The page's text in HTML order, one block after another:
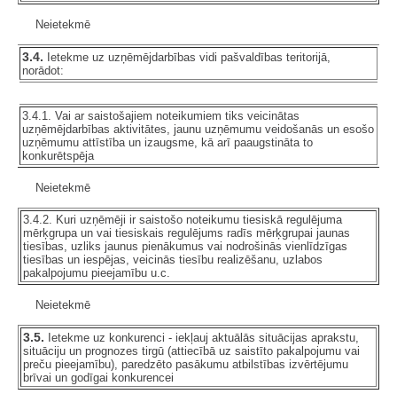
Neietekmē
3.4. Ietekme uz uzņēmējdarbības vidi pašvaldības teritorijā,
norādot:
3.4.1. Vai ar saistošajiem noteikumiem tiks veicinātas
uzņēmējdarbības aktivitātes, jaunu uzņēmumu veidošanās un esošo
uzņēmumu attīstība un izaugsme, kā arī paaugstināta to
konkurētspēja
Neietekmē
3.4.2. Kuri uzņēmēji ir saistošo noteikumu tiesiskā regulējuma
mērķgrupa un vai tiesiskais regulējums radīs mērķgrupai jaunas
tiesības, uzliks jaunus pienākumus vai nodrošinās vienlīdzīgas
tiesības un iespējas, veicinās tiesību realizēšanu, uzlabos
pakalpojumu pieejamību u.c.
Neietekmē
3.5. Ietekme uz konkurenci - iekļauj aktuālās situācijas aprakstu,
situāciju un prognozes tirgū (attiecībā uz saistīto pakalpojumu vai
preču pieejamību), paredzēto pasākumu atbilstības izvērtējumu
brīvai un godīgai konkurencei